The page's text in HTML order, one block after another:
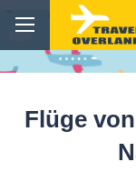
Flüge